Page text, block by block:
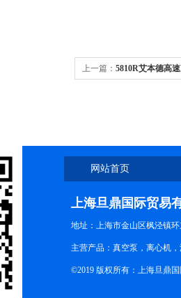
上一篇： 5810R艾本德高
网站首页
上海旦鼎国际贸易
地址：上海市金山区枫泾镇
主营产品：真空泵，离心机
©2019 版权所有：上海旦鼎